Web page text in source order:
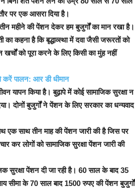
पर एक आसरा दिया है।
महीने की पेंशन देकर हम बुजुर्गों का मान रखा है।
का कहना है कि बृद्धाव्स्था में दवा जैसी जरूरतों को
खर्चों को पूरा करने के लिए किसी का मुंह नहीं
करें पालन: आर डी धीमान
यापन किया है। बुढ़ापे में कोई सामाजिक सुरक्षा न
दोनों बुजुर्गों ने पेंशन के लिए सरकार का धन्यवाद
एक साथ तीन माह की पेंशन जारी की है जिस पर
कर लोगों को सामाजिक सुरक्षा पेंशन जारी की
सुरक्षा पेंशन दी जा रही है। 60 साल के बाद 35
सीमा के 70 साल बाद 1500 रुपए की पेंशन बुजुर्गों